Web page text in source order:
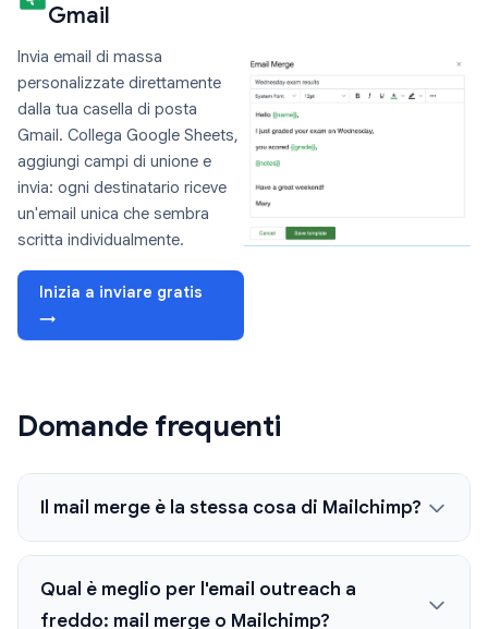
Gmail
Invia email di massa
personalizzate direttamente
dalla tua casella di posta
Gmail. Collega Google Sheets,
aggiungi campi di unione e
invia: ogni destinatario riceve
un'email unica che sembra
scritta individualmente.
Inizia a inviare gratis
→
Domande frequenti
Il mail merge è la stessa cosa di Mailchimp?
Qual è meglio per l'email outreach a
freddo: mail merge o Mailchimp?